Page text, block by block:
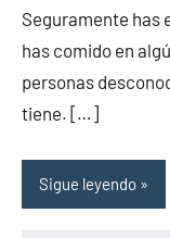
la
salud
comentarios
Seguramente has
has comido en
personas
tiene. […]
Sigue leyendo